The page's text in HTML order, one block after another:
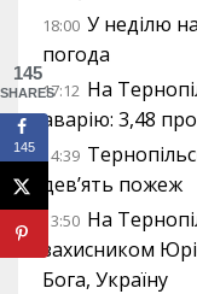
18:00 У неділю
погода
17:12 На
аварію: 3,48
14:39
дев’ять пожеж
13:50 На
захисником
Бога, Україну
145
SHARES
145